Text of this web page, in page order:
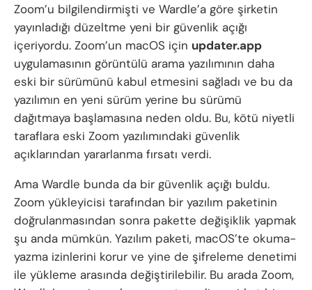
Zoom’u bilgilendirmişti ve Wardle’a göre şirketin
yayınladığı düzeltme yeni bir güvenlik açığı
içeriyordu. Zoom’un macOS için updater.app
uygulamasının görüntülü arama yazılımının daha
eski bir sürümünü kabul etmesini sağladı ve bu da
yazılımın en yeni sürüm yerine bu sürümü
dağıtmaya başlamasına neden oldu. Bu, kötü niyetli
taraflara eski Zoom yazılımındaki güvenlik
açıklarından yararlanma fırsatı verdi.
Ama Wardle bunda da bir güvenlik açığı buldu.
Zoom yükleyicisi tarafından bir yazılım paketinin
doğrulanmasından sonra pakette değişiklik yapmak
şu anda mümkün. Yazılım paketi, macOS’te okuma-
yazma izinlerini korur ve yine de şifreleme denetimi
ile yükleme arasında değiştirilebilir. Bu arada Zoom,